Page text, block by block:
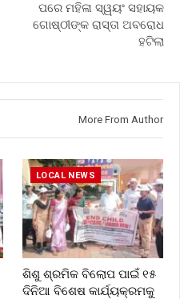
ପରେ ମହିଳା ସ୍ୱୟଂ ସହାୟକ
ଗୋଷ୍ଠୀଙ୍କ ରାସ୍ତା ଅବରୋଧ
ହଟିଲା
More From Author
LOCAL NEWS
ଶିଶୁ ଶ୍ରମିକ ବିଲୋପ ପାଇଁ ୧୫
ଦିନିଆ ବିଶେଷ କାର୍ଯ୍ୟକ୍ରମକୁ